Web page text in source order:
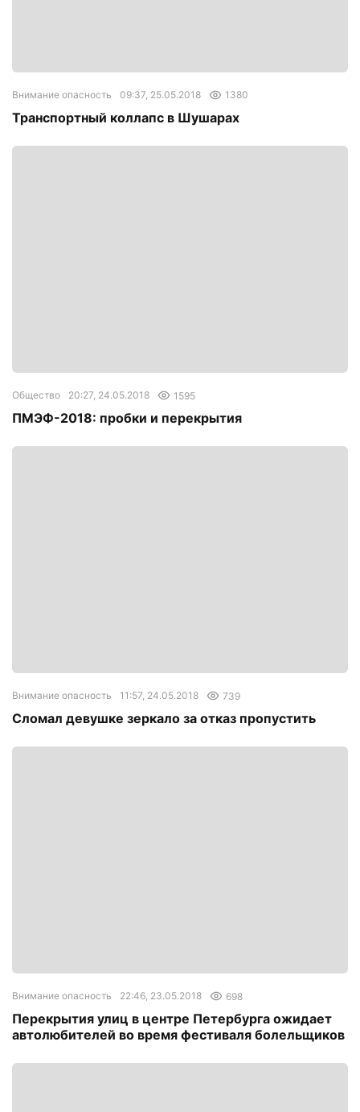
Внимание опасность 09:37, 25.05.2018 1380
Транспортный коллапс в Шушарах
Общество 20:27, 24.05.2018 1595
ПМЭФ-2018: пробки и перекрытия
Внимание опасность 11:57, 24.05.2018 739
Сломал девушке зеркало за отказ пропустить
Внимание опасность 22:46, 23.05.2018 698
Перекрытия улиц в центре Петербурга ожидает
автолюбителей во время фестиваля болельщиков